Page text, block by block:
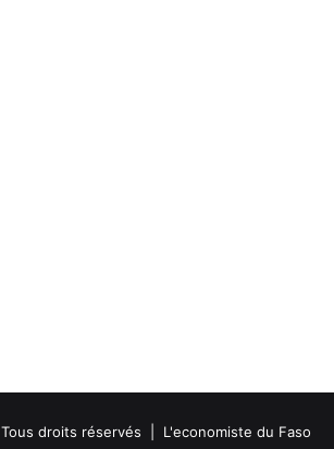
droits réservés | L'economiste du Faso